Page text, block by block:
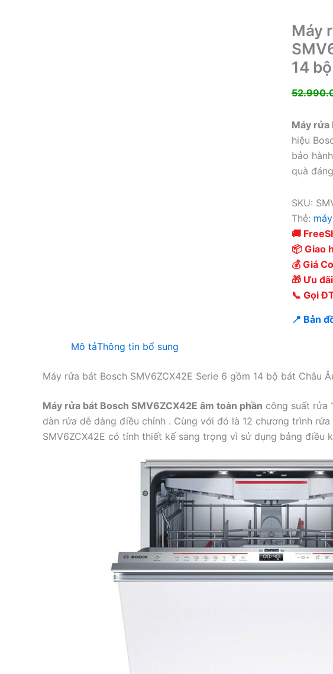
Máy
14
Máy rửa
hiệu
bảo
quà
SKU:
Thẻ:
🚚
📦 Giao
💰 Giá
🎁 Ưu
📞 Gọi
📍 Bản
Mô tảThông tin bổ sung
Máy rửa bát Bosch SMV6ZCX42E Serie 6 gồm 14 bộ bát Châu
Máy rửa bát Bosch SMV6ZCX42E âm toàn phần công suất rửa
dàn rửa dễ dàng điều chỉnh . Cùng với đó là 12 chương trình
SMV6ZCX42E có tính thiết kế sang trọng vì sử dụng bảng điều